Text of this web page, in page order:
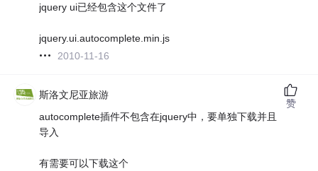
jquery ui已经包含这个文件了
jquery.ui.autocomplete.min.js
2010-11-16
斯洛文尼亚旅游
autocomplete插件不包含在jquery中，要单独下载并且
导入
有需要可以下载这个
赞